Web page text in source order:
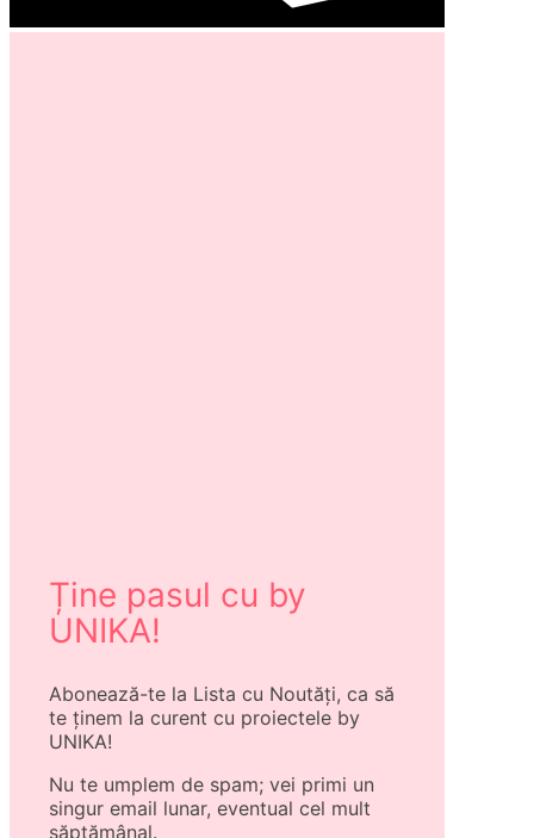
Ține pasul cu by
UNIKA!
Abonează-te la Lista cu Noutăți, ca să
te ținem la curent cu proiectele by
UNIKA!
Nu te umplem de spam; vei primi un
singur email lunar, eventual cel mult
săptămânal.